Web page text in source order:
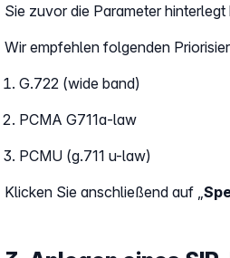
Sie zuvor die Parameter hinterlegt
Wir empfehlen folgenden
G.722 (wide band)
PCMA G711a-law
PCMU (g.711 u-law)
Klicken Sie anschließend auf „